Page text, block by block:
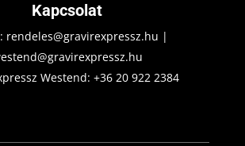
Kapcsolat
rendeles@gravirexpressz.hu |
Westend:+36 20 922 2384